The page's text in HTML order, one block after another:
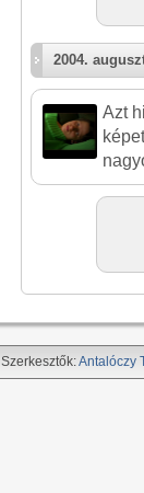
2004.
Azt
Szerkesztők:Antalóczy